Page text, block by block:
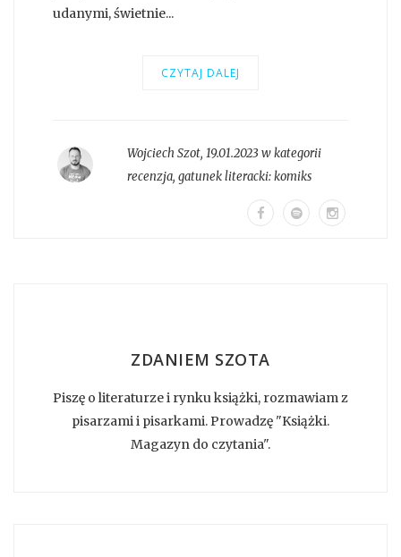
udanymi, świetnie...
CZYTAJ DALEJ
Wojciech Szot, 19.01.2023 w kategorii
recenzja, gatunek literacki:komiks
ZDANIEM SZOTA
Piszę o literaturze i rynku książki, rozmawiam z
pisarzami i pisarkami. Prowadzę "Książki.
Magazyn do czytania".